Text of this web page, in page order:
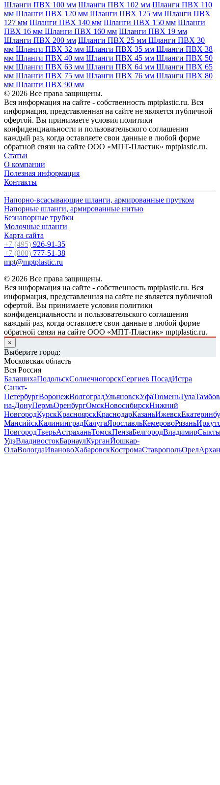
Шланги ПВХ 100 мм Шланги ПВХ 102 мм Шланги ПВХ 110
мм Шланги ПВХ 120 мм Шланги ПВХ 125 мм Шланги ПВХ
127 мм Шланги ПВХ 140 мм Шланги ПВХ 150 мм Шланги
ПВХ 16 мм Шланги ПВХ 160 мм Шланги ПВХ 19 мм
Шланги ПВХ 200 мм Шланги ПВХ 25 мм Шланги ПВХ 30
мм Шланги ПВХ 32 мм Шланги ПВХ 35 мм Шланги ПВХ 38
мм Шланги ПВХ 40 мм Шланги ПВХ 45 мм Шланги ПВХ 50
мм Шланги ПВХ 63 мм Шланги ПВХ 64 мм Шланги ПВХ 65
мм Шланги ПВХ 75 мм Шланги ПВХ 76 мм Шланги ПВХ 80
мм Шланги ПВХ 90 мм
© 2026 Все права защищены.
Вся информация на сайте - собственность mptplastic.ru. Вся
информация, представленная на сайте не является публичной
офертой. Вы принимаете условия политики
конфиденциальности и пользовательского соглашения
каждый раз, когда оставляете свои данные в любой форме
обратной связи на сайте ООО «МПТ-Пластик» mptplastic.ru.
Статьи
О компании
Полезная информация
Контакты
Напорно-всасывающие шланги, армированные прутком
Напорные шланги, армированные нитью
Безнапорные трубки
Молочные шланги
Карта сайта
+7 (495) 926-91-35
+7 (800) 777-51-38
mpt@mptplastic.ru
© 2026 Все права защищены.
Вся информация на сайте - собственность mptplastic.ru. Вся
информация, представленная на сайте не является публичной
офертой. Вы принимаете условия политики
конфиденциальности и пользовательского соглашения
каждый раз, когда оставляете свои данные в любой форме
обратной связи на сайте ООО «МПТ-Пластик» mptplastic.ru.
×
Выберите город:
Московская область
Вся Россия
БалашихаПодольскСолнечногорскСергиев ПосадИстра
Санкт-
ПетербургВоронежВолгоградУльяновскУфаТюменьТулаТамбов
на-ДонуПермьОренбургОмскНовосибирскНижний
НовгородКурскКрасноярскКраснодарКазаньИжевск
МансийскКалининградКалугаЯрославльКемеровоРязань
НовгородТверьАстраханьТомскПензаБелгородВладимир
УдэВладивостокБарнаулКурганЙошкар-
ОлаВологдаИвановоХабаровскКостромаСтавропольОрел